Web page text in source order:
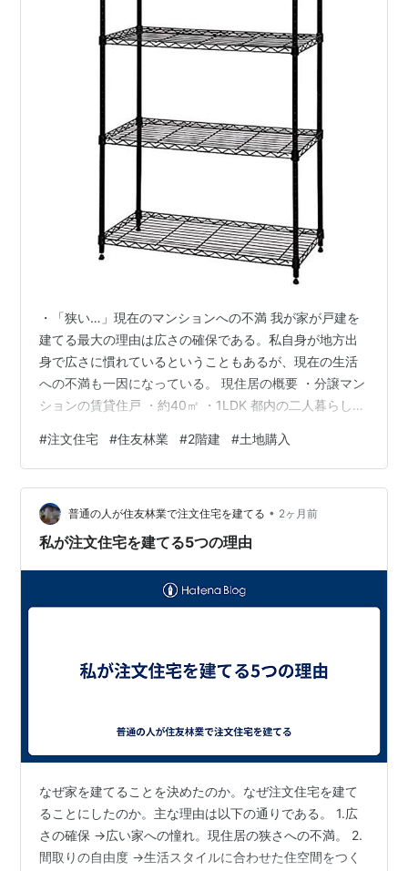
・「狭い…」現在のマンションへの不満 我が家が戸建を
建てる最大の理由は広さの確保である。私自身が地方出
身で広さに慣れているということもあるが、現在の生活
への不満も一因になっている。 現住居の概要 ・分譲マン
ションの賃貸住戸 ・約40㎡ ・1LDK 都内の二人暮らしで
る。 約90cm×約90cm程度しかないため、中に突っ張り
棒でハンガーパイプの替わりを増設し、部屋にもハンガ
ーラックを置いている。スーツケースも入らないので部
屋に出しっぱなしだ。クローゼットの横にキャビネット
的な開き戸の収納があるが、その前にも物が置かれてお
#注文住宅 #住友林業 #2階建 #土地購入
普通の人が住友林業で注文住宅を建てる • 2ヶ月前
私が注文住宅を建てる5つの理由
なぜ家を建てることを決めたのか。なぜ注文住宅を建て
ることにしたのか。主な理由は以下の通りである。 1.広
さの確保 →広い家への憧れ。現住居の狭さへの不満。 2.
間取りの自由度 →生活スタイルに合わせた住空間をつく